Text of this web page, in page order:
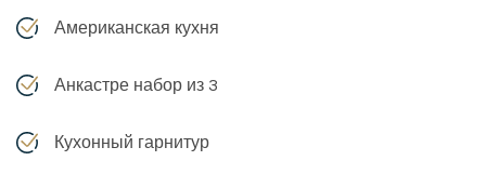
Американская кухня
Анкастре набор из 3
Кухонный гарнитур